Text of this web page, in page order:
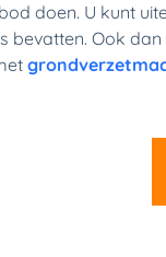
doen. U kunt
Ook